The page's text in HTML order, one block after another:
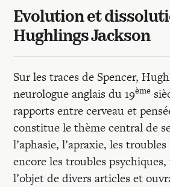
Evolution et
Hughlings Jackson
Sur les traces de Spencer,
neurologue anglais du 19ème
rapports entre cerveau et
constitue le thème central de
l’aphasie, l’apraxie, les
encore les troubles
l’objet de divers articles et